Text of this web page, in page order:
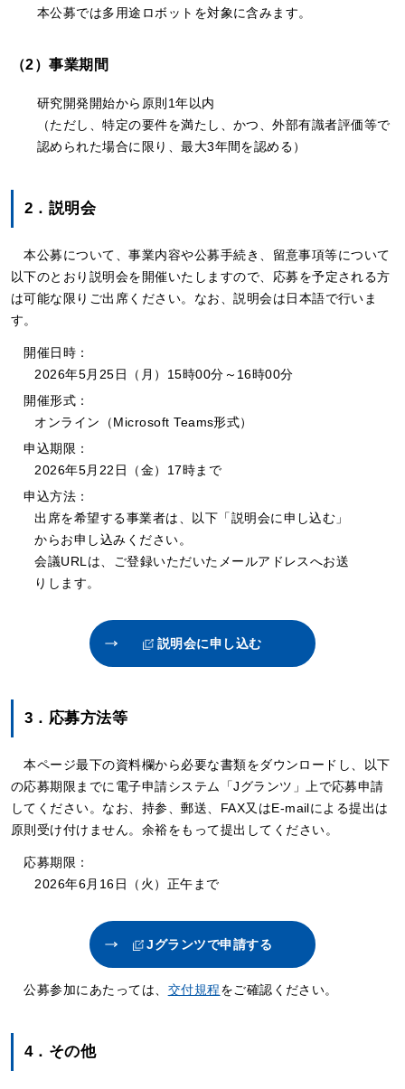
本公募では多用途ロボットを対象に含みます。
（2）事業期間
研究開発開始から原則1年以内
（ただし、特定の要件を満たし、かつ、外部有識者評価等で
認められた場合に限り、最大3年間を認める）
2．説明会
本公募について、事業内容や公募手続き、留意事項等について
以下のとおり説明会を開催いたしますので、応募を予定される方
は可能な限りご出席ください。なお、説明会は日本語で行いま
す。
開催日時：
2026年5月25日（月）15時00分～16時00分
開催形式：
オンライン（Microsoft Teams形式）
申込期限：
2026年5月22日（金）17時まで
申込方法：
出席を希望する事業者は、以下「説明会に申し込む」
からお申し込みください。
会議URLは、ご登録いただいたメールアドレスへお送
りします。
説明会に申し込む
3．応募方法等
本ページ最下の資料欄から必要な書類をダウンロードし、以下
の応募期限までに電子申請システム「Jグランツ」上で応募申請
してください。なお、持参、郵送、FAX又はE-mailによる提出は
原則受け付けません。余裕をもって提出してください。
応募期限：
2026年6月16日（火）正午まで
Jグランツで申請する
公募参加にあたっては、 交付規程をご確認ください。
4．その他